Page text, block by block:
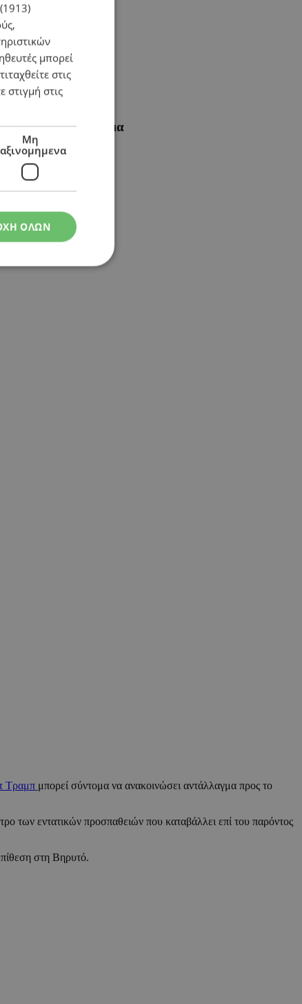
να επιτεθεί σύντομα
Τραμπ μπορεί σύντομα να ανακοινώσει αντάλλαγμα προς το
των εντατικών προσπαθειών που καταβάλλει επί του παρόντος
στη Βηρυτό.
μπορεί
στις
στιγμή στις
Μη
ΟΛΩΝ